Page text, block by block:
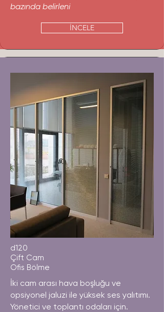
bazında belirleni
İNCELE
d120
Çift Cam
Ofis Bölme
İki cam arası hava boşluğu ve
opsiyonel jaluzi ile yüksek ses yalıtımı.
Yönetici ve toplantı odaları için.